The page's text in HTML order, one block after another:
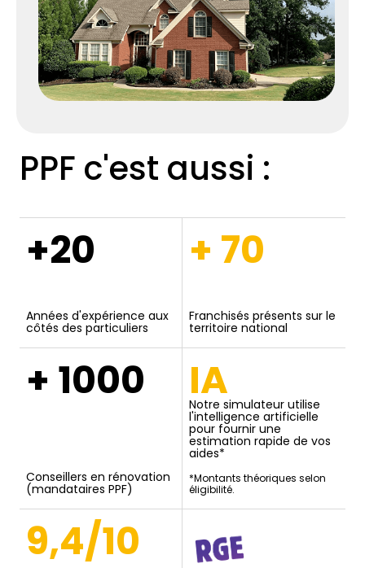
PPF c'est aussi :
+20
Années d'expérience aux
côtés des particuliers
+ 70
Franchisés présents sur le
territoire national
+ 1000
Conseillers en rénovation
(mandataires PPF)
IA
Notre simulateur utilise
l'intelligence artificielle
pour fournir une
estimation rapide de vos
aides*
*Montants théoriques selon
éligibilité.
9,4/10